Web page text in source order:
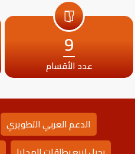
9
عدد الأقسام
الدعم العربي التطويري